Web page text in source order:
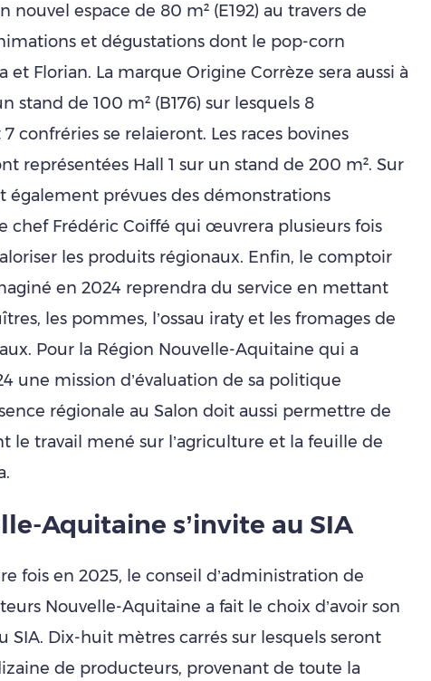
nouvel espace de 80 m² (E192) au travers de
et dégustations dont le pop-corn
et Florian. La marque Origine Corrèze sera aussi à
stand de 100 m² (B176) sur lesquels 8
confréries se relaieront. Les races bovines
représentées Hall 1 sur un stand de 200 m². Sur
également prévues des démonstrations
chef Frédéric Coiffé qui œuvrera plusieurs fois
les produits régionaux. Enfin, le comptoir
en 2024 reprendra du service en mettant
les pommes, l’ossau iraty et les fromages de
Pour la Région Nouvelle-Aquitaine qui a
une mission d’évaluation de sa politique
régionale au Salon doit aussi permettre de
le travail mené sur l’agriculture et la feuille de
Aquitaine s’invite au SIA
fois en 2025, le conseil d’administration de
Nouvelle-Aquitaine a fait le choix d’avoir son
SIA. Dix-huit mètres carrés sur lesquels seront
de producteurs, provenant de toute la